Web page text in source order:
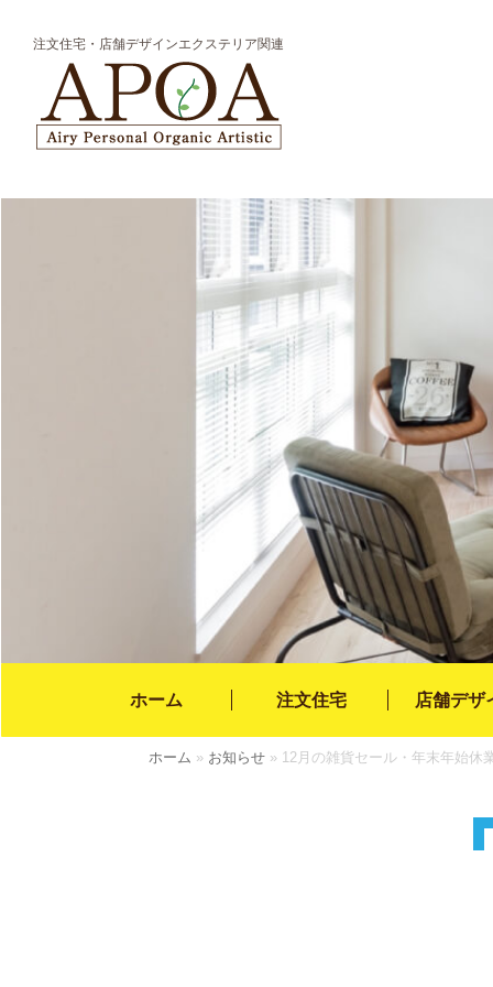
注文住宅・店舗デザインエクステリア関連
ホーム 注文住宅 店舗デザ
ホーム » お知らせ » 12月の雑貨セール・年末年始休